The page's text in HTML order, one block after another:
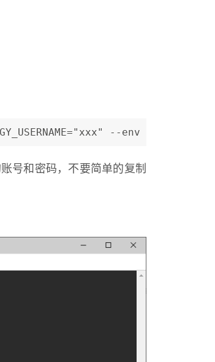
--env
号和密码，不要简单的复制